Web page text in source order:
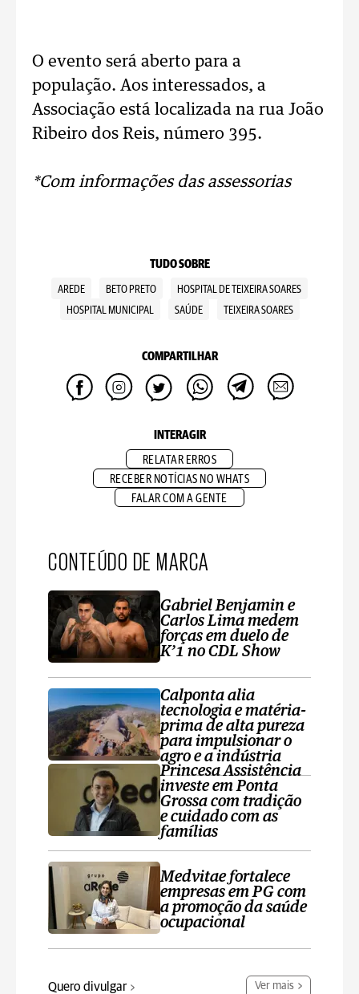
O evento será aberto para a
população. Aos interessados, a
Associação está localizada na rua João
Ribeiro dos Reis, número 395.
*Com informações das assessorias
TUDO SOBRE
AREDE BETO PRETO
HOSPITAL DE TEIXEIRA SOARES
HOSPITAL MUNICIPAL
SAÚDE TEIXEIRA SOARES
COMPARTILHAR
INTERAGIR
RELATAR ERROS
RECEBER NOTÍCIAS NO WHATS
FALAR COM A GENTE
CONTEÚDO DE MARCA
Gabriel Benjamin e
Carlos Lima medem
forças em duelo de
K’1 no CDL Show
Calponta alia
tecnologia e matéria-
prima de alta pureza
para impulsionar o
agro e a indústria
Princesa Assistência
investe em Ponta
Grossa com tradição
e cuidado com as
famílias
Medvitae fortalece
empresas em PG com
a promoção da saúde
ocupacional
Quero divulgar Ver mais